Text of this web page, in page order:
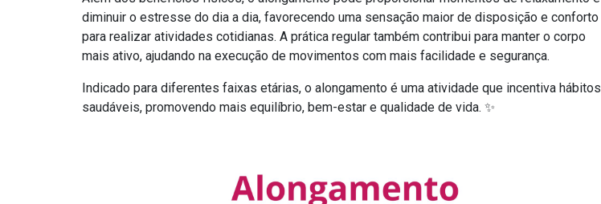
diminuir o estresse do dia a dia, favorecendo uma sensação maior de disposição e conforto
para realizar atividades cotidianas. A prática regular também contribui para manter o corpo
mais ativo, ajudando na execução de movimentos com mais facilidade e segurança.
Indicado para diferentes faixas etárias, o alongamento é uma atividade que incentiva hábitos
saudáveis, promovendo mais equilíbrio, bem-estar e qualidade de vida. ✨